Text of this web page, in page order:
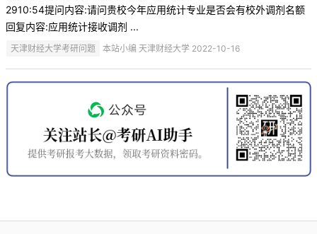
2910:54提问内容:请问贵校今年应用统计专业是否会有校外调剂名额
回复内容:应用统计接收调剂 ...
天津财经大学考研问题 本站小编 天津财经大学 2022-10-16